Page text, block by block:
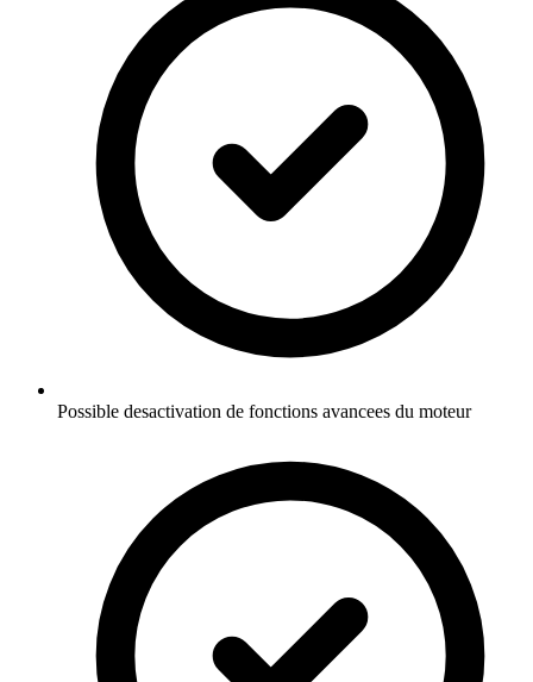
Possible desactivation de fonctions avancees du moteur